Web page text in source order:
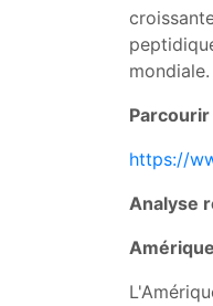
mondiale.
https://
Analyse